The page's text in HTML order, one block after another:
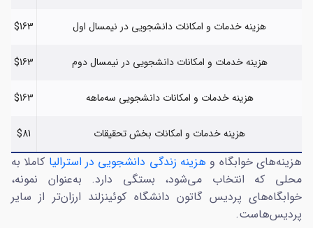
هزینه خدمات و امکانات دانشجویی در نیمسال اول $163
هزینه خدمات و امکانات دانشجویی در نیمسال دوم $163
هزینه خدمات و امکانات دانشجویی سه‌ماهه $163
هزینه خدمات و امکانات بخش تحقیقات $81
هزینه‌های خوابگاه و هزینه زندگی دانشجویی در استرالیا کاملا به
محلی که انتخاب می‌شود، بستگی دارد. به‌عنوان نمونه،
خوابگاه‌های پردیس گاتون دانشگاه کوئینزلند ارزان‌تر از سایر
پردیس‌هاست.